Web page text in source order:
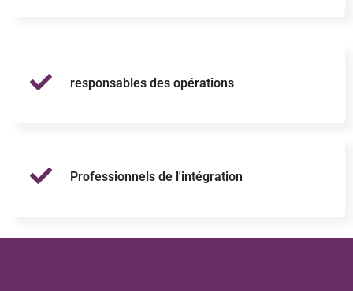
responsables des opérations
Professionnels de l'intégration